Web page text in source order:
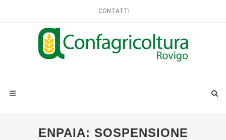
CONTATTI
ENPAIA: SOSPENSIONE